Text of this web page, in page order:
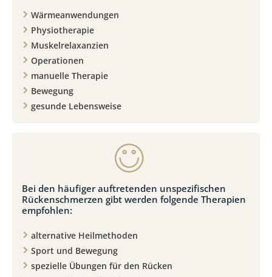
Wärmeanwendungen
Physiotherapie
Muskelrelaxanzien
Operationen
manuelle Therapie
Bewegung
gesunde Lebensweise
Bei den häufiger auftretenden unspezifischen
Rückenschmerzen gibt werden folgende Therapien
empfohlen:
alternative Heilmethoden
Sport und Bewegung
spezielle Übungen für den Rücken